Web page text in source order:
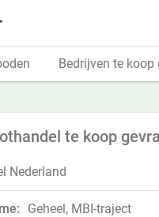
te koop
Nederland
Geheel, MBI-traject
Bedrijven te koop